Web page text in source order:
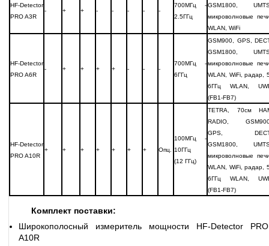
HF-Detector
PRO A3R
- + + - - - - -
700МГц -
2.5ГГц
GSM1800,
микроволновые
WLAN, WiFi
HF-Detector
PRO A6R
- + + + + - - -
700МГц -
6ГГц
GSM900, GPS,
GSM1800,
микроволновые
WLAN, WiFi, радар,
6ГГц WLAN,
(FB1-FB7)
HF-Detector
PRO A10R
+ + + + + + + Опц.
100МГц -
10ГГц
(12 ГГц)
TETRA, 70см
RADIO,
GPS,
GSM1800,
микроволновые
WLAN, WiFi, радар,
6ГГц WLAN,
(FB1-FB7)
Комплект поставки:
Широкополосный измеритель мощности HF-Detector PRO
A10R